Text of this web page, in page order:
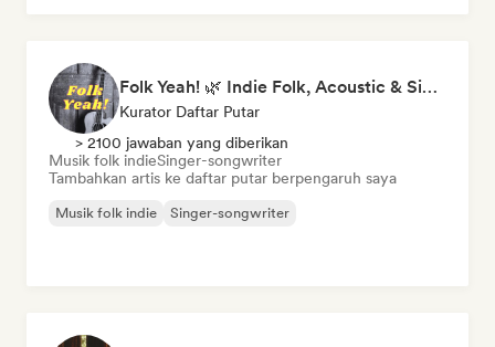
Folk Yeah! 🌿 Indie Folk, Acoustic & Singer-Songwriter
Kurator Daftar Putar
> 2100 jawaban yang diberikan
Musik folk indieSinger-songwriter
Tambahkan artis ke daftar putar berpengaruh saya
Musik folk indie Singer-songwriter